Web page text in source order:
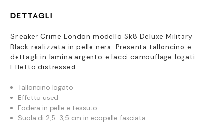
DETTAGLI
Sneaker Crime London modello Sk8 Deluxe Military
Black realizzata in pelle nera. Presenta talloncino e
dettagli in lamina argento e lacci camouflage logati.
Effetto distressed.
Talloncino logato
Effetto used
Fodera in pelle e tessuto
Suola di 2,5-3,5 cm in ecopelle fasciata